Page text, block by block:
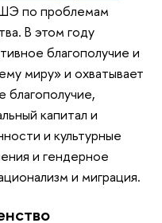
по проблемам
В этом году
благополучие и
миру» и охватывает
благополучие,
капитал и
и культурные
и гендерное
и миграция.